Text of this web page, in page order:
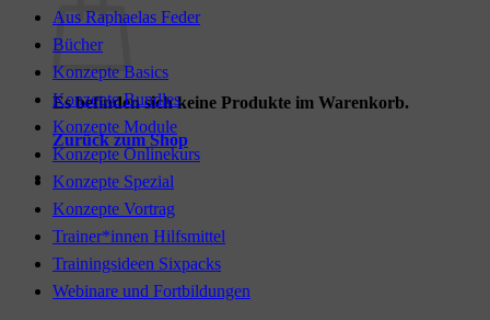
Es befinden sich keine Produkte im Warenkorb.
Zurück zum Shop
Aus Raphaelas Feder
Bücher
Konzepte Basics
Konzepte Bundles
Konzepte Module
Konzepte Onlinekurs
Konzepte Spezial
Konzepte Vortrag
Trainer*innen Hilfsmittel
Trainingsideen Sixpacks
Webinare und Fortbildungen